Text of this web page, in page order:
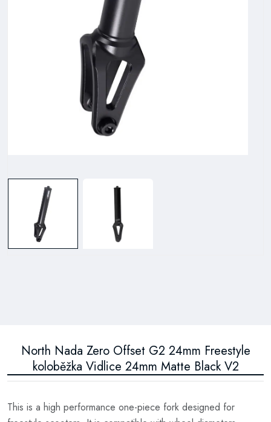
North Nada Zero Offset G2 24mm Freestyle
koloběžka Vidlice 24mm Matte Black V2
This is a high performance one-piece fork designed for